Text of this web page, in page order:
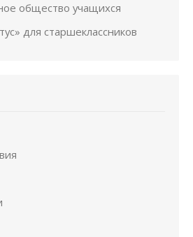
общество учащихся
для старшеклассников